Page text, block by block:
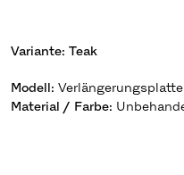
Variante: Teak
Modell: Verlängerungsplatte
Material / Farbe: